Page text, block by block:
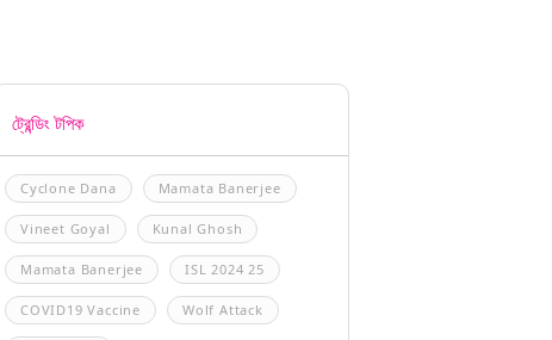
ট্রেন্ডিং টপিক
Cyclone Dana Mamata Banerjee
Vineet Goyal Kunal Ghosh
Mamata Banerjee ISL 2024 25
COVID19 Vaccine Wolf Attack